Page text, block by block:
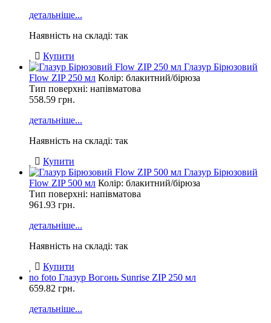
детальніше...
Наявність на складі: так
Купити
Глазур Бірюзовий
Flow ZIP 250 мл Колір: блакитний/бірюза
Тип поверхні: напівматова
558.59 грн.
детальніше...
Наявність на складі: так
Купити
Глазур Бірюзовий
Flow ZIP 500 мл Колір: блакитний/бірюза
Тип поверхні: напівматова
961.93 грн.
детальніше...
Наявність на складі: так
Купити
no foto Глазур Вогонь Sunrise ZIP 250 мл
659.82 грн.
детальніше...